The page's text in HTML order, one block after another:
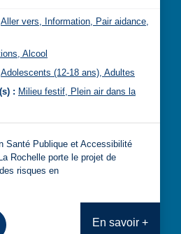
Aller vers, Information, Pair aidance,
Alcool
Adolescents (12-18 ans), Adultes
: Milieu festif, Plein air dans la
Santé Publique et Accessibilité
Rochelle porte le projet de
risques en
En savoir +